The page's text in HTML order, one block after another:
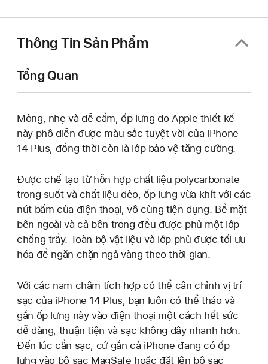
Thông Tin Sản Phẩm
Tổng Quan
Mỏng, nhẹ và dễ cầm, ốp lưng do Apple thiết kế
này phô diễn được màu sắc tuyệt vời của iPhone
14 Plus, đồng thời còn là lớp bảo vệ tăng cường.
Được chế tạo từ hỗn hợp chất liệu polycarbonate
trong suốt và chất liệu dẻo, ốp lưng vừa khít với các
nút bấm của điện thoại, vô cùng tiện dụng. Bề mặt
bên ngoài và cả bên trong đều được phủ một lớp
chống trầy. Toàn bộ vật liệu và lớp phủ được tối ưu
hóa để ngăn chặn ngả vàng theo thời gian.
Với các nam châm tích hợp có thể cân chỉnh vị trí
sạc của iPhone 14 Plus, bạn luôn có thể tháo và
gắn ốp lưng này vào điện thoại một cách hết sức
dễ dàng, thuận tiện và sạc không dây nhanh hơn.
Đến lúc cần sạc, cứ gắn cả iPhone đang có ốp
lưng vào bộ sạc MagSafe hoặc đặt lên bộ sạc